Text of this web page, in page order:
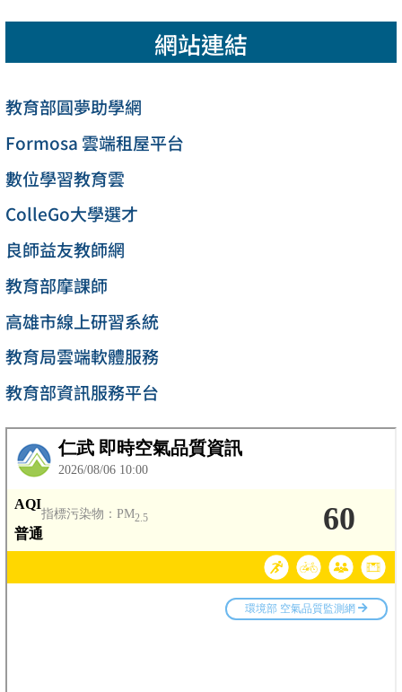
網站連結
教育部圓夢助學網
Formosa 雲端租屋平台
數位學習教育雲
ColleGo大學選才
良師益友教師網
教育部摩課師
高雄市線上研習系統
教育局雲端軟體服務
教育部資訊服務平台